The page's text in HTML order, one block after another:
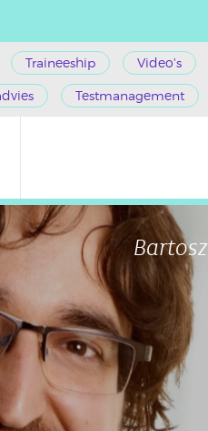
Traineeship Video's
Testmanagement
Bartosz